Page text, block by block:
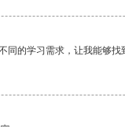
的学习需求，让我能够找